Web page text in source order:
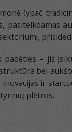
(ypač
– jis
bei
ir
plėtros.